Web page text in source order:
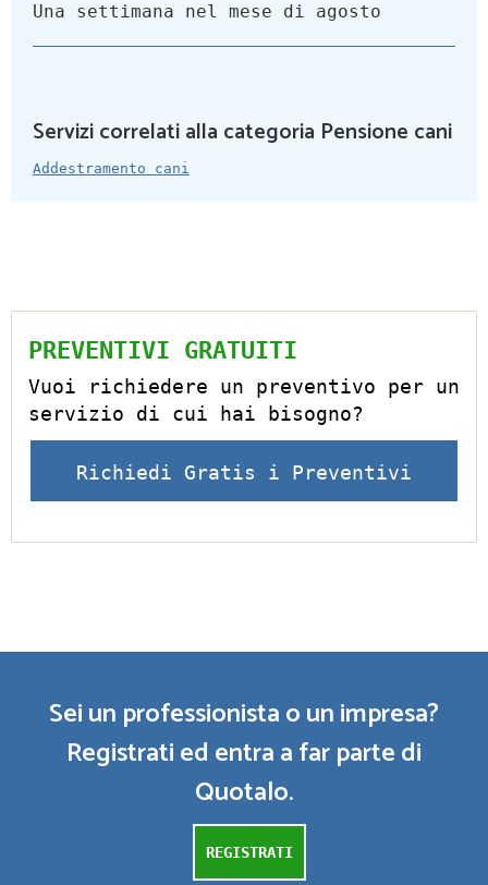
Una settimana nel mese di agosto
Servizi correlati alla categoria Pensione cani
Addestramento cani
PREVENTIVI GRATUITI
Vuoi richiedere un preventivo per un
servizio di cui hai bisogno?
Richiedi Gratis i Preventivi
Sei un professionista o un impresa?
Registrati ed entra a far parte di
Quotalo.
REGISTRATI